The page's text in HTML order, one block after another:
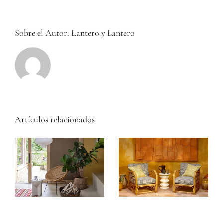
Sobre el Autor: Lantero y Lantero
Artículos relacionados